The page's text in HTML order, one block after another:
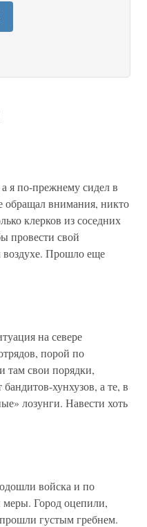
я по-прежнему сидел в
обращал внимания, никто
клерков из соседних
провести свой
Прошло еще
на севере
порой по
там свои порядки,
хунхузов, а те, в
лозунги. Навести хоть
войска и по
Город оцепили,
густым гребнем.